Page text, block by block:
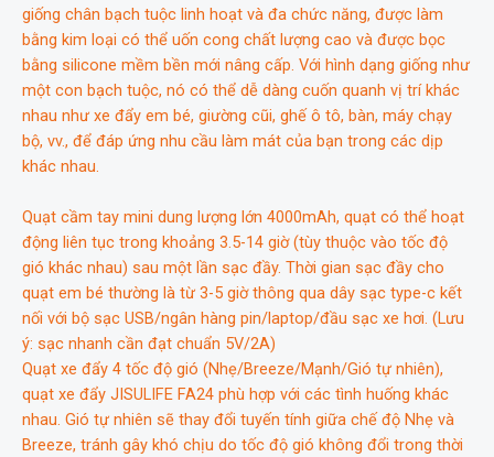
giống chân bạch tuộc linh hoạt và đa chức năng, được làm
bằng kim loại có thể uốn cong chất lượng cao và được bọc
bằng silicone mềm bền mới nâng cấp. Với hình dạng giống như
một con bạch tuộc, nó có thể dễ dàng cuốn quanh vị trí khác
nhau như xe đẩy em bé, giường cũi, ghế ô tô, bàn, máy chạy
bộ, vv., để đáp ứng nhu cầu làm mát của bạn trong các dịp
khác nhau.
Quạt cầm tay mini dung lượng lớn 4000mAh, quạt có thể hoạt
động liên tục trong khoảng 3.5-14 giờ (tùy thuộc vào tốc độ
gió khác nhau) sau một lần sạc đầy. Thời gian sạc đầy cho
quạt em bé thường là từ 3-5 giờ thông qua dây sạc type-c kết
nối với bộ sạc USB/ngân hàng pin/laptop/đầu sạc xe hơi. (Lưu
ý: sạc nhanh cần đạt chuẩn 5V/2A)
Quạt xe đẩy 4 tốc độ gió (Nhẹ/Breeze/Mạnh/Gió tự nhiên),
quạt xe đẩy JISULIFE FA24 phù hợp với các tình huống khác
nhau. Gió tự nhiên sẽ thay đổi tuyến tính giữa chế độ Nhẹ và
Breeze, tránh gây khó chịu do tốc độ gió không đổi trong thời